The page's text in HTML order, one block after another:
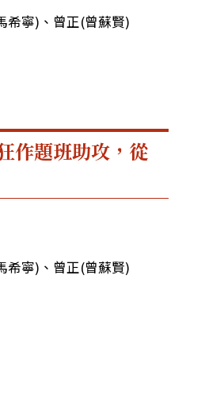
希寧) 、 曾正(曾蘇賢)
作題班助攻，從
希寧) 、 曾正(曾蘇賢)